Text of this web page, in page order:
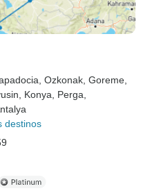
, Ozkonak , Goreme
, Konya , Perga
destinos